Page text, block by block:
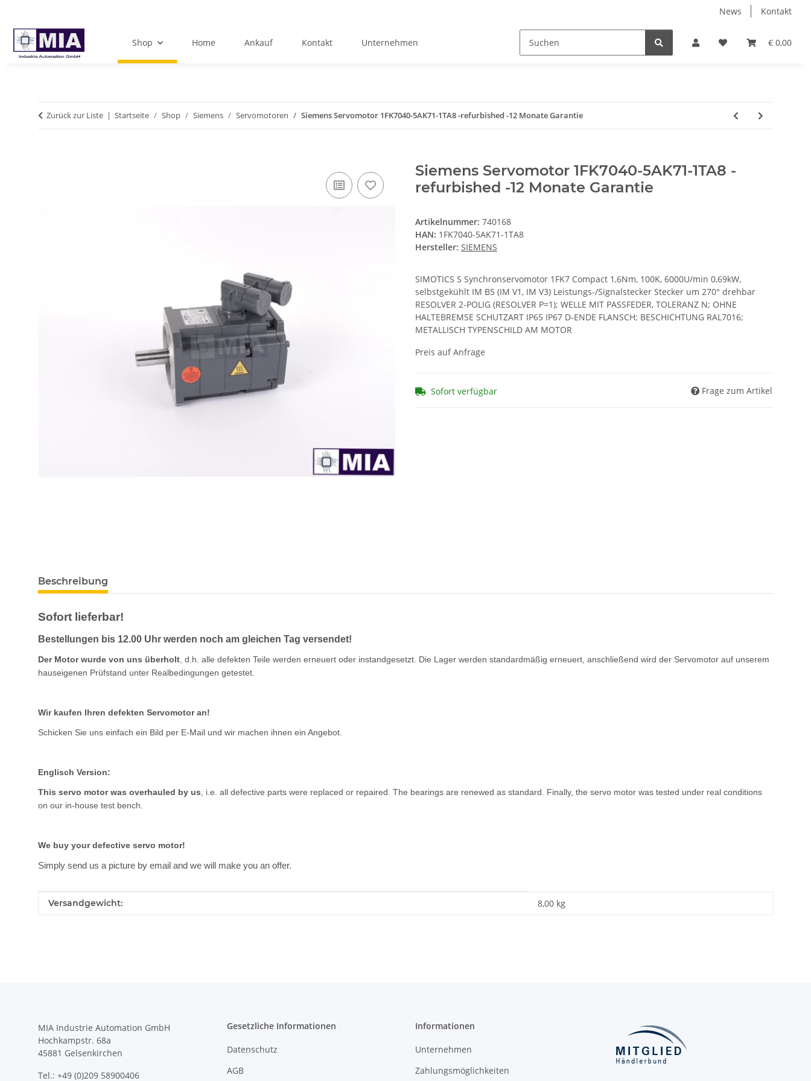
News Kontakt
€ 0,00
Shop Home Ankauf Kontakt Unternehmen
Zurück zur Liste Startseite Shop Siemens Servomotoren Siemens Servomotor 1FK7040-5AK71-1TA8 -refurbished -12 Monate Garantie
Siemens Servomotor 1FK7040-5AK71-1TA8 -
refurbished -12 Monate Garantie
Artikelnummer: 740168
HAN: 1FK7040-5AK71-1TA8
Hersteller: SIEMENS
SIMOTICS S Synchronservomotor 1FK7 Compact 1,6Nm, 100K, 6000U/min 0,69kW,
selbstgekühlt IM B5 (IM V1, IM V3) Leistungs-/Signalstecker Stecker um 270° drehbar
RESOLVER 2-POLIG (RESOLVER P=1); WELLE MIT PASSFEDER, TOLERANZ N; OHNE
HALTEBREMSE SCHUTZART IP65 IP67 D-ENDE FLANSCH; BESCHICHTUNG RAL7016;
METALLISCH TYPENSCHILD AM MOTOR
Preis auf Anfrage
Sofort verfügbar Frage zum Artikel
Beschreibung
Sofort lieferbar!
Bestellungen bis 12.00 Uhr werden noch am gleichen Tag versendet!
Der Motor wurde von uns überholt, d.h. alle defekten Teile werden erneuert oder instandgesetzt. Die Lager werden standardmäßig erneuert, anschließend wird der Servomotor auf unserem
hauseigenen Prüfstand unter Realbedingungen getestet.
Wir kaufen Ihren defekten Servomotor an!
Schicken Sie uns einfach ein Bild per E-Mail und wir machen ihnen ein Angebot.
Englisch Version:
This servo motor was overhauled by us, i.e. all defective parts were replaced or repaired. The bearings are renewed as standard. Finally, the servo motor was tested under real conditions
on our in-house test bench.
We buy your defective servo motor!
Simply send us a picture by email and we will make you an offer.
Produkteigenschaft
Wert
Versandgewicht: 8,00 kg
MIA Industrie Automation GmbH
Hochkampstr. 68a
45881 Gelsenkirchen
Tel.: +49 (0)209 58900406
Gesetzliche Informationen
Datenschutz
AGB
Informationen
Unternehmen
Zahlungsmöglichkeiten